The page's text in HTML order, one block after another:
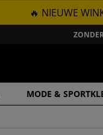
🔥 NIEUWE
MODE &